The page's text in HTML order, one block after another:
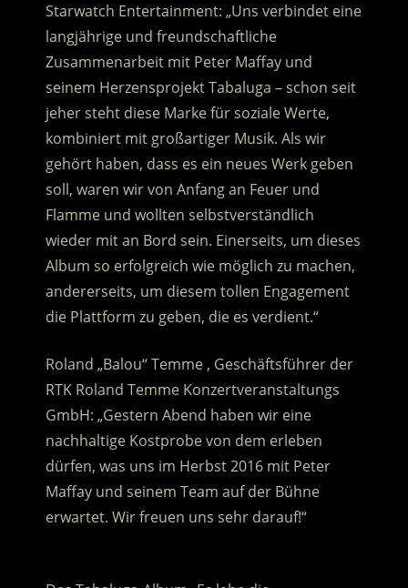
Starwatch Entertainment: „Uns verbindet eine
langjährige und freundschaftliche
Zusammenarbeit mit Peter Maffay und
seinem Herzensprojekt Tabaluga – schon seit
jeher steht diese Marke für soziale Werte,
kombiniert mit großartiger Musik. Als wir
gehört haben, dass es ein neues Werk geben
soll, waren wir von Anfang an Feuer und
Flamme und wollten selbstverständlich
wieder mit an Bord sein. Einerseits, um dieses
Album so erfolgreich wie möglich zu machen,
andererseits, um diesem tollen Engagement
die Plattform zu geben, die es verdient.“
Roland „Balou“ Temme , Geschäftsführer der
RTK Roland Temme Konzertveranstaltungs
GmbH: „Gestern Abend haben wir eine
nachhaltige Kostprobe von dem erleben
dürfen, was uns im Herbst 2016 mit Peter
Maffay und seinem Team auf der Bühne
erwartet. Wir freuen uns sehr darauf!“